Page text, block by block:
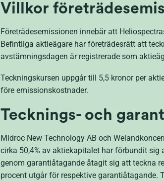
Villkor
Företrädesemissionen innebär att
Befintliga aktieägare har företrädesrätt att
avstämningsdagen är registrerade som
Teckningskursen uppgår till 5,5 kronor per
före emissionskostnader.
Tecknings- och
Midroc New Technology AB och
cirka 50,4% av aktiekapitalet har förbundit sig
genom garantiåtagande åtagit sig att teckna
procent utgår för respektive garantiåtagande.